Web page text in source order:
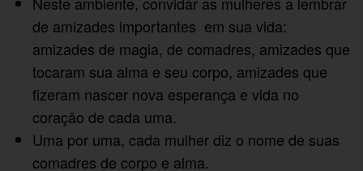
de amizades importantes em sua vida:
amizades de magia, de comadres, amizades que
tocaram sua alma e seu corpo, amizades que
fizeram nascer nova esperança e vida no
coração de cada uma.
Uma por uma, cada mulher diz o nome de suas
comadres de corpo e alma.